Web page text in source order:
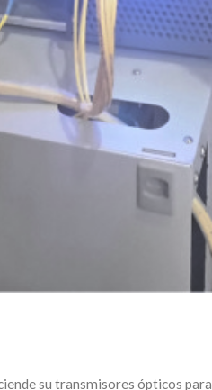
su transmisores ópticos